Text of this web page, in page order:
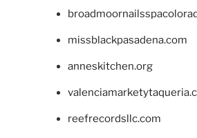
missblackpasadena.com
anneskitchen.org
reefrecordsllc.com